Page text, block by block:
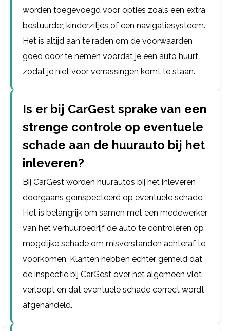
worden toegevoegd voor opties zoals een extra
bestuurder, kinderzitjes of een navigatiesysteem.
Het is altijd aan te raden om de voorwaarden
goed door te nemen voordat je een auto huurt,
zodat je niet voor verrassingen komt te staan.
Is er bij CarGest sprake van een
strenge controle op eventuele
schade aan de huurauto bij het
inleveren?
Bij CarGest worden huurautos bij het inleveren
doorgaans geïnspecteerd op eventuele schade.
Het is belangrijk om samen met een medewerker
van het verhuurbedrijf de auto te controleren op
mogelijke schade om misverstanden achteraf te
voorkomen. Klanten hebben echter gemeld dat
de inspectie bij CarGest over het algemeen vlot
verloopt en dat eventuele schade correct wordt
afgehandeld.